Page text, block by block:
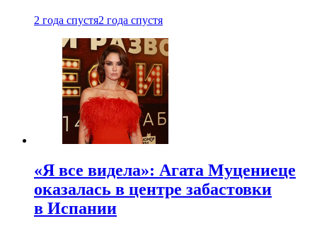
2 года спустя2 года спустя
«Я все видела»: Агата Муцениеце
оказалась в центре забастовки
в Испании